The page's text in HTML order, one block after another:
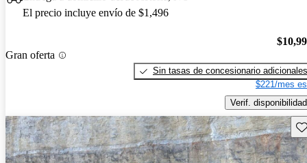
El precio incluye envío de $1,496
Gran oferta
Sin tasas de concesionario adicionales
$221/mes
Verif. disponibilidad